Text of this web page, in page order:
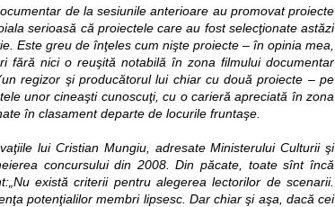
de la sesiunile anterioare au promovat proiecte
serioasă că proiectele care au fost selecţionate astăzi
Este greu de înţeles cum nişte proiecte – în opinia mea,
fără nici o reuşită notabilă în zona filmului documentar
regizor şi producătorul lui chiar cu două proiecte – pe
unor cineaşti cunoscuţi, cu o carieră apreciată în zona
în clasament departe de locurile fruntaşe.
lui Cristian Mungiu, adresate Ministerului Culturii şi
concursului din 2008. Din păcate, toate sînt încă
există criterii pentru alegerea lectorilor de scenarii.
potenţialilor membri lipsesc. Dar chiar şi aşa, dacă cei